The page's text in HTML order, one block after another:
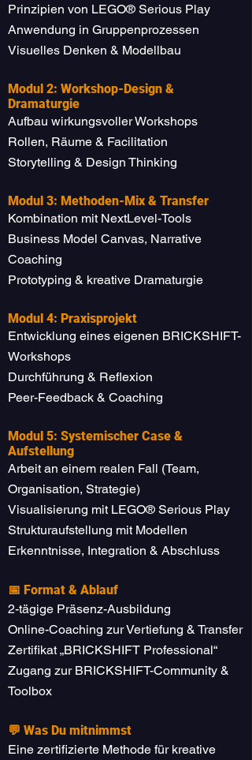
Prinzipien von LEGO® Serious Play
Anwendung in Gruppenprozessen
Visuelles Denken & Modellbau
Modul 2: Workshop-Design &
Dramaturgie
Aufbau wirkungsvoller Workshops
Rollen, Räume & Facilitation
Storytelling & Design Thinking
Modul 3: Methoden-Mix & Transfer
Kombination mit NextLevel-Tools
Business Model Canvas, Narrative
Coaching
Prototyping & kreative Dramaturgie
Modul 4: Praxisprojekt
Entwicklung eines eigenen BRICKSHIFT-
Workshops
Durchführung & Reflexion
Peer-Feedback & Coaching
Modul 5: Systemischer Case &
Aufstellung
Arbeit an einem realen Fall (Team,
Organisation, Strategie)
Visualisierung mit LEGO® Serious Play
Strukturaufstellung mit Modellen
Erkenntnisse, Integration & Abschluss
📅 Format & Ablauf
2-tägige Präsenz-Ausbildung
Online-Coaching zur Vertiefung & Transfer
Zertifikat „BRICKSHIFT Professional“
Zugang zur BRICKSHIFT-Community &
Toolbox
💬 Was Du mitnimmst
Eine zertifizierte Methode für kreative